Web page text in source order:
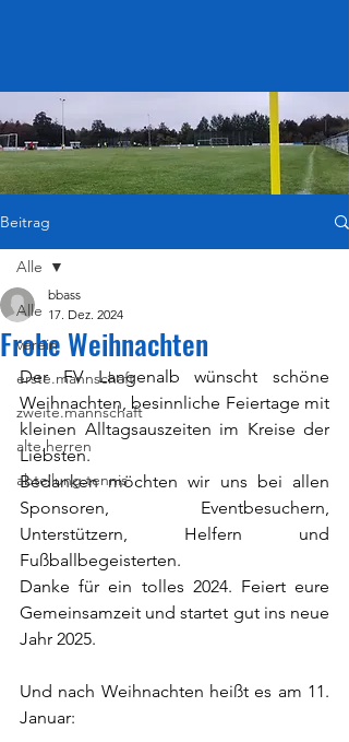
Beitrag
Alle
verein
erste.mannschaft
zweite.mannschaft
alte.herren
abteilung.tennis
Alle
Frohe Weihnachten
bbass
17. Dez. 2024
Der FV Langenalb wünscht schöne
Weihnachten, besinnliche Feiertage mit
kleinen Alltagsauszeiten im Kreise der
Liebsten.
Bedanken möchten wir uns bei allen
Sponsoren, Eventbesuchern,
Unterstützern, Helfern und
Fußballbegeisterten.
Danke für ein tolles 2024. Feiert eure
Gemeinsamzeit und startet gut ins neue
Jahr 2025.
Und nach Weihnachten heißt es am 11.
Januar: